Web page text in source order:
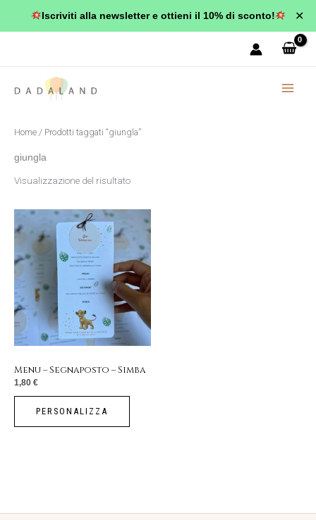
Iscriviti alla newsletter e ottieni il 10% di sconto! ✕
Home / Prodotti taggati “giungla”
giungla
Visualizzazione del risultato
Menu – Segnaposto – Simba
1,80 €
PERSONALIZZA